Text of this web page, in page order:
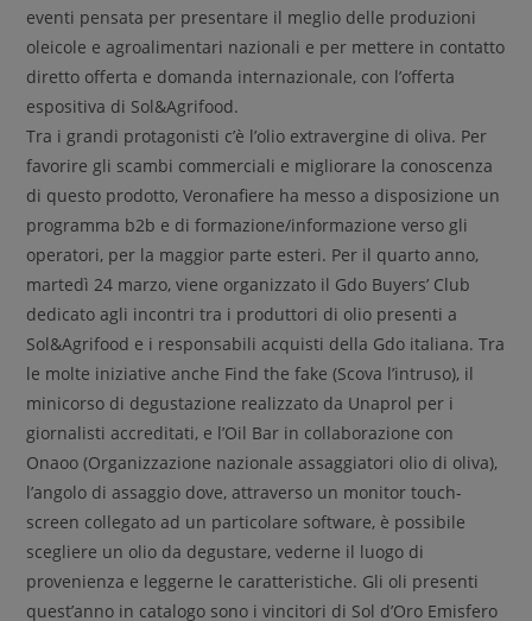
eventi pensata per presentare il meglio delle produzioni
oleicole e agroalimentari nazionali e per mettere in contatto
diretto offerta e domanda internazionale, con l’offerta
espositiva di Sol&Agrifood.
Tra i grandi protagonisti c’è l’olio extravergine di oliva. Per
favorire gli scambi commerciali e migliorare la conoscenza
di questo prodotto, Veronafiere ha messo a disposizione un
programma b2b e di formazione/informazione verso gli
operatori, per la maggior parte esteri. Per il quarto anno,
martedì 24 marzo, viene organizzato il Gdo Buyers’ Club
dedicato agli incontri tra i produttori di olio presenti a
Sol&Agrifood e i responsabili acquisti della Gdo italiana. Tra
le molte iniziative anche Find the fake (Scova l’intruso), il
minicorso di degustazione realizzato da Unaprol per i
giornalisti accreditati, e l’Oil Bar in collaborazione con
Onaoo (Organizzazione nazionale assaggiatori olio di oliva),
l’angolo di assaggio dove, attraverso un monitor touch-
screen collegato ad un particolare software, è possibile
scegliere un olio da degustare, vederne il luogo di
provenienza e leggerne le caratteristiche. Gli oli presenti
quest’anno in catalogo sono i vincitori di Sol d’Oro Emisfero